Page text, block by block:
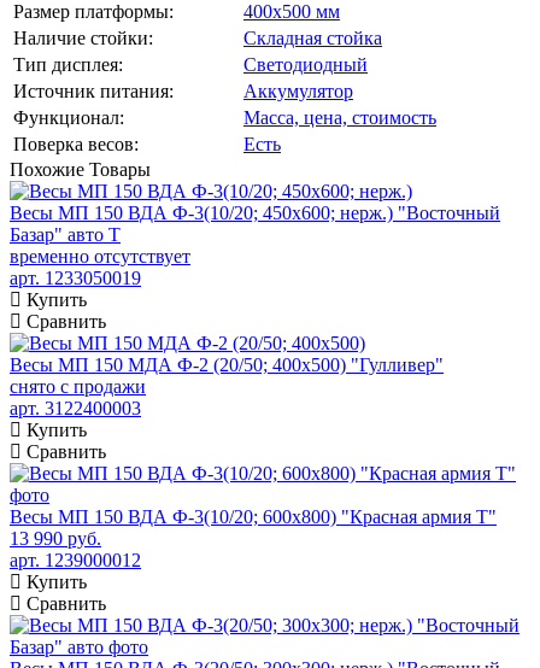
Размер платформы:
400х500 мм
Наличие стойки:
Складная стойка
Тип дисплея:
Светодиодный
Источник питания:
Аккумулятор
Функционал:
Масса, цена, стоимость
Поверка весов:
Есть
Похожие Товары
Весы МП 150 ВДА Ф-3(10/20; 450х600; нерж.) "Восточный
Базар" авто Т
временно отсутствует
арт. 1233050019
Купить
Сравнить
Весы МП 150 МДА Ф-2 (20/50; 400х500) "Гулливер"
снято с продажи
арт. 3122400003
Купить
Сравнить
Весы МП 150 ВДА Ф-3(10/20; 600х800) "Красная армия Т"
13 990 руб.
арт. 1239000012
Купить
Сравнить